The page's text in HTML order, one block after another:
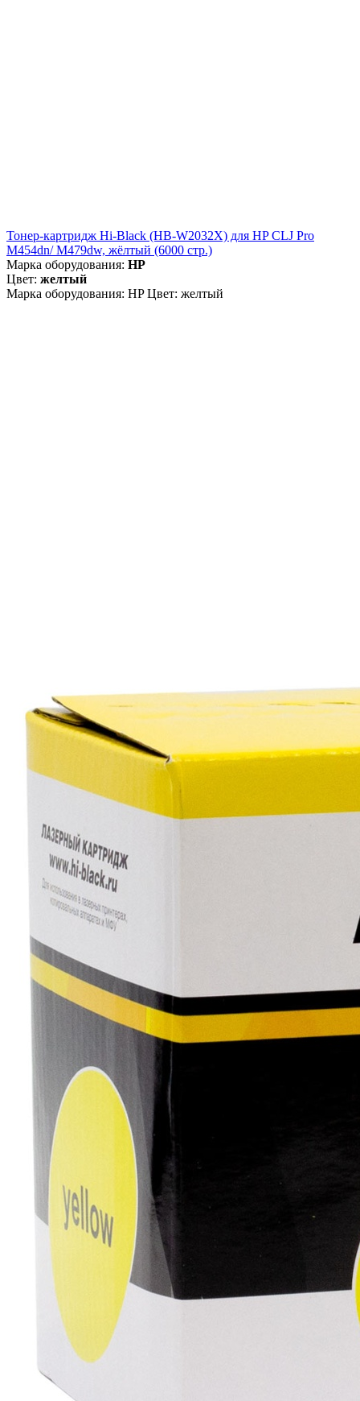
Тонер-картридж Hi-Black (HB-W2032X) для HP CLJ Pro
M454dn/ M479dw, жёлтый (6000 стр.)
Марка оборудования: HP
Цвет: желтый
Марка оборудования: HP Цвет: желтый